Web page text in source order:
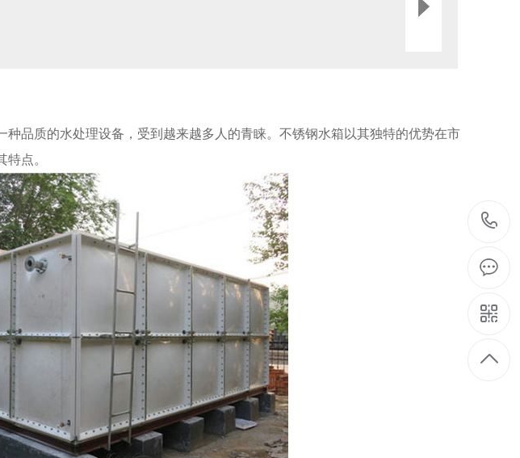
品质的水处理设备，受到越来越多人的青睐。不锈钢水箱以其独特的优势在市
点。